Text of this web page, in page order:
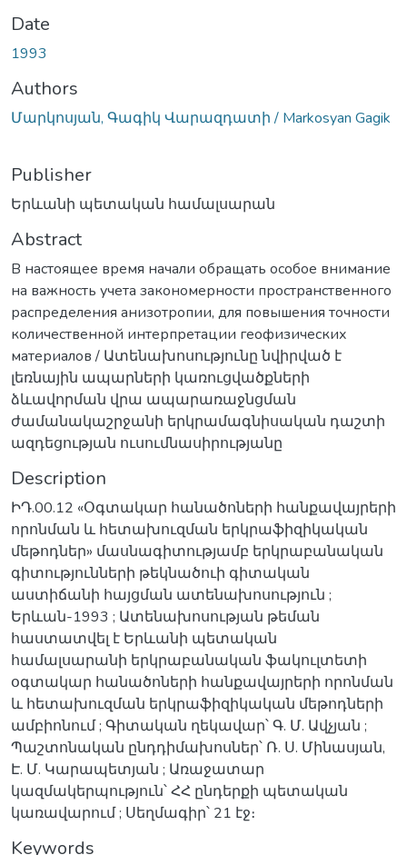
Date
1993
Authors
Մարկոսյան, Գագիկ Վարազդատի / Markosyan Gagik
Publisher
Երևանի պետական համալսարան
Abstract
В настоящее время начали обращать особое внимание
на важность учета закономерности пространственного
распределения анизотропии, для повышения точности
количественной интерпретации геофизических
материалов / Ատենախոսությունը նվիրված է
լեռնային ապարների կառուցվածքների
ձևավորման վրա ապարառաջնցման
ժամանակաշրջանի երկրամագնիսական դաշտի
ազդեցության ուսումնասիրությանը
Description
ԻԴ.00.12 «Օգտակար հանածոների հանքավայրերի
որոնման և հետախուզման երկրաֆիզիկական
մեթոդներ» մասնագիտությամբ երկրաբանական
գիտությունների թեկնածուի գիտական
աստիճանի հայցման ատենախոսություն ;
Երևան-1993 ; Ատենախոսության թեման
հաստատվել է Երևանի պետական
համալսարանի երկրաբանական ֆակուլտետի
օգտակար հանածոների հանքավայրերի որոնման
և հետախուզման երկրաֆիզիկական մեթոդների
ամբիոնում ; Գիտական ղեկավար՝ Գ. Մ. Ավչյան ;
Պաշտոնական ընդդիմախոսներ՝ Ռ. Ս. Մինասյան,
Է. Մ. Կարապետյան ; Առաջատար
կազմակերպություն՝ ՀՀ ընդերքի պետական
կառավարում ; Սեղմագիր՝ 21 էջ։
Keywords